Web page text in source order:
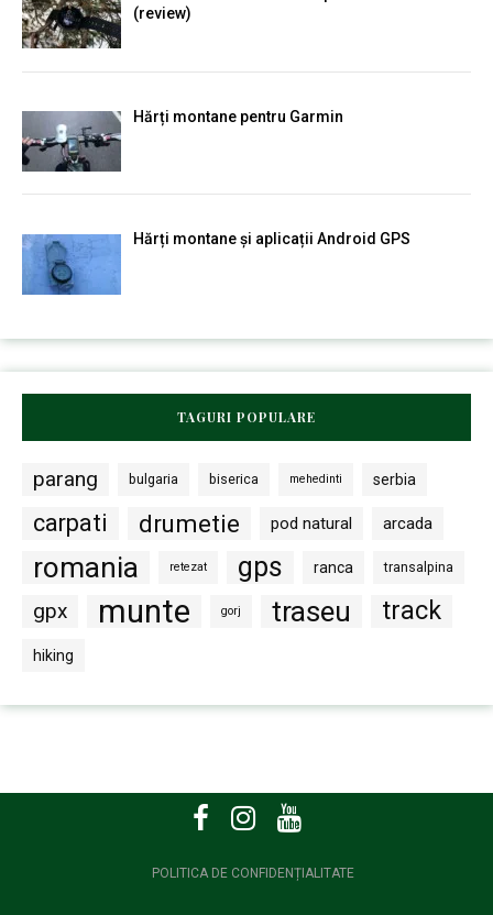
(review)
Hărți montane pentru Garmin
Hărți montane și aplicații Android GPS
TAGURI POPULARE
parang bulgaria biserica mehedinti serbia
carpati drumetie pod natural arcada
romania retezat gps ranca transalpina
gpx munte gorj traseu track
hiking
POLITICA DE CONFIDENȚIALITATE